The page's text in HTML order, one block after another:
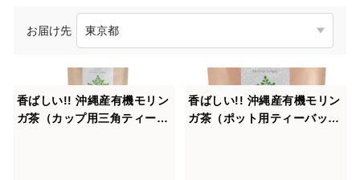
お届け先
香ばしい!! 沖縄産有機モリン
ガ茶（カップ用三角ティーバ
香ばしい!! 沖縄産有機モリン
ガ茶（ポット用ティーバッ